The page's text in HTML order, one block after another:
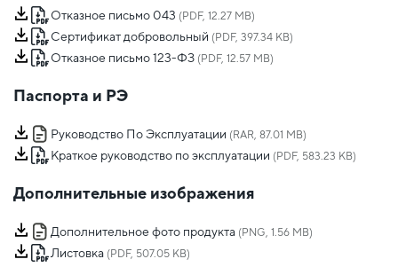
Отказное письмо 043 (PDF, 12.27 MB)
Сертификат добровольный (PDF, 397.34 KB)
Отказное письмо 123-ФЗ (PDF, 12.57 MB)
Паспорта и РЭ
Руководство По Эксплуатации (RAR, 87.01 MB)
Краткое руководство по эксплуатации (PDF, 583.23 KB)
Дополнительные изображения
Дополнительное фото продукта (PNG, 1.56 MB)
Листовка (PDF, 507.05 KB)